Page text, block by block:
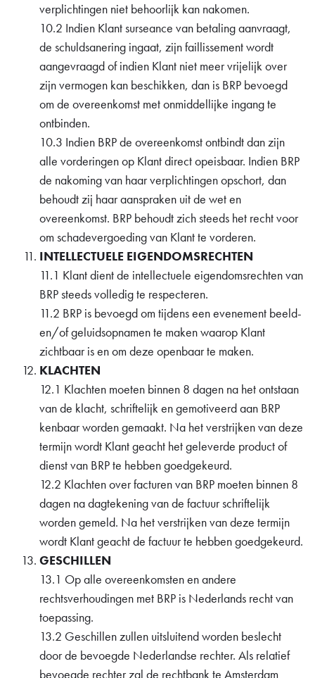
verplichtingen niet behoorlijk kan nakomen.
10.2 Indien Klant surseance van betaling aanvraagt,
de schuldsanering ingaat, zijn faillissement wordt
aangevraagd of indien Klant niet meer vrijelijk over
zijn vermogen kan beschikken, dan is BRP bevoegd
om de overeenkomst met onmiddellijke ingang te
ontbinden.
10.3 Indien BRP de overeenkomst ontbindt dan zijn
alle vorderingen op Klant direct opeisbaar. Indien BRP
de nakoming van haar verplichtingen opschort, dan
behoudt zij haar aanspraken uit de wet en
overeenkomst. BRP behoudt zich steeds het recht voor
om schadevergoeding van Klant te vorderen.
INTELLECTUELE EIGENDOMSRECHTEN
11.1 Klant dient de intellectuele eigendomsrechten van
BRP steeds volledig te respecteren.
11.2 BRP is bevoegd om tijdens een evenement beeld-
en/of geluidsopnamen te maken waarop Klant
zichtbaar is en om deze openbaar te maken.
KLACHTEN
12.1 Klachten moeten binnen 8 dagen na het ontstaan
van de klacht, schriftelijk en gemotiveerd aan BRP
kenbaar worden gemaakt. Na het verstrijken van deze
termijn wordt Klant geacht het geleverde product of
dienst van BRP te hebben goedgekeurd.
12.2 Klachten over facturen van BRP moeten binnen 8
dagen na dagtekening van de factuur schriftelijk
worden gemeld. Na het verstrijken van deze termijn
wordt Klant geacht de factuur te hebben goedgekeurd.
GESCHILLEN
13.1 Op alle overeenkomsten en andere
rechtsverhoudingen met BRP is Nederlands recht van
toepassing.
13.2 Geschillen zullen uitsluitend worden beslecht
door de bevoegde Nederlandse rechter. Als relatief
bevoegde rechter zal de rechtbank te Amsterdam